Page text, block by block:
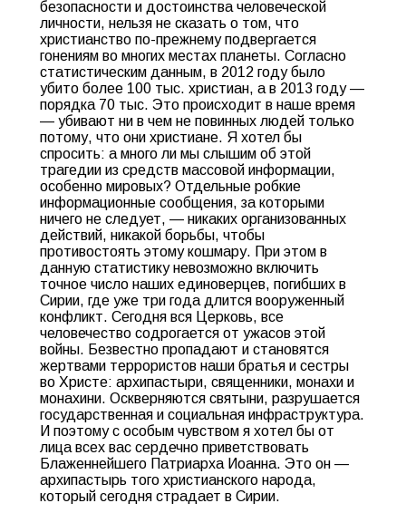
безопасности и достоинства человеческой
личности, нельзя не сказать о том, что
христианство по-прежнему подвергается
гонениям во многих местах планеты. Согласно
статистическим данным, в 2012 году было
убито более 100 тыс. христиан, а в 2013 году —
порядка 70 тыс. Это происходит в наше время
— убивают ни в чем не повинных людей только
потому, что они христиане. Я хотел бы
спросить: а много ли мы слышим об этой
трагедии из средств массовой информации,
особенно мировых? Отдельные робкие
информационные сообщения, за которыми
ничего не следует, — никаких организованных
действий, никакой борьбы, чтобы
противостоять этому кошмару. При этом в
данную статистику невозможно включить
точное число наших единоверцев, погибших в
Сирии, где уже три года длится вооруженный
конфликт. Сегодня вся Церковь, все
человечество содрогается от ужасов этой
войны. Безвестно пропадают и становятся
жертвами террористов наши братья и сестры
во Христе: архипастыри, священники, монахи и
монахини. Оскверняются святыни, разрушается
государственная и социальная инфраструктура.
И поэтому с особым чувством я хотел бы от
лица всех вас сердечно приветствовать
Блаженнейшего Патриарха Иоанна. Это он —
архипастырь того христианского народа,
который сегодня страдает в Сирии.